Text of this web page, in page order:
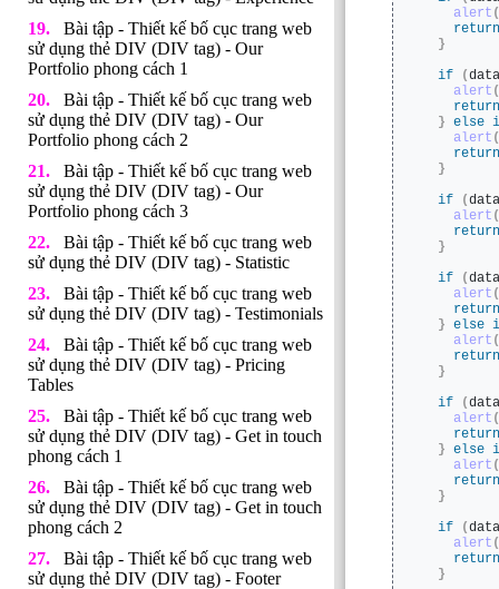
Bài tập - Thiết kế bố cục trang web
sử dụng thẻ DIV (DIV tag) - Our
Portfolio phong cách 1
Bài tập - Thiết kế bố cục trang web
sử dụng thẻ DIV (DIV tag) - Our
Portfolio phong cách 2
Bài tập - Thiết kế bố cục trang web
sử dụng thẻ DIV (DIV tag) - Our
Portfolio phong cách 3
Bài tập - Thiết kế bố cục trang web
sử dụng thẻ DIV (DIV tag) - Statistic
Bài tập - Thiết kế bố cục trang web
sử dụng thẻ DIV (DIV tag) - Testimonials
Bài tập - Thiết kế bố cục trang web
sử dụng thẻ DIV (DIV tag) - Pricing
Tables
Bài tập - Thiết kế bố cục trang web
sử dụng thẻ DIV (DIV tag) - Get in touch
phong cách 1
Bài tập - Thiết kế bố cục trang web
sử dụng thẻ DIV (DIV tag) - Get in touch
phong cách 2
Bài tập - Thiết kế bố cục trang web
sử dụng thẻ DIV (DIV tag) - Footer
alert (
return
}
if (
alert (
return
}
else
alert (
return
}
if (
alert (
return
}
if (
alert (
return
}
else
alert (
return
}
if (
alert (
return
}
else
alert (
return
}
if (
alert (
return
}